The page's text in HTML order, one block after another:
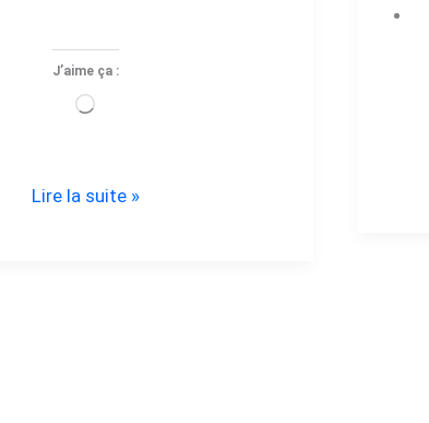
J’aime ça :
Chargement…
Lire la suite »